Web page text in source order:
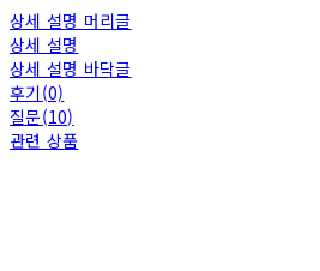
상세 설명 머리글
상세 설명
상세 설명 바닥글
후기(0)
질문(10)
관련 상품